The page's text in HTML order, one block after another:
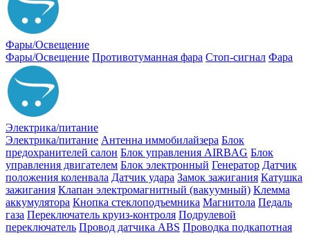
Фары/Освещение
Фары/Освещение Противотуманная фара Стоп-сигнал Фара
Электрика/питание
Электрика/питание Антенна иммобилайзера Блок
предохранителей салон Блок управления AIRBAG Блок
управления двигателем Блок электронный Генератор Датчик
положения коленвала Датчик удара Замок зажигания Катушка
зажигания Клапан электромагнитный (вакуумный) Клемма
аккумулятора Кнопка стеклоподъемника Магнитола Педаль
газа Переключатель круиз-контроля Подрулевой
переключатель Провод датчика ABS Проводка подкапотная